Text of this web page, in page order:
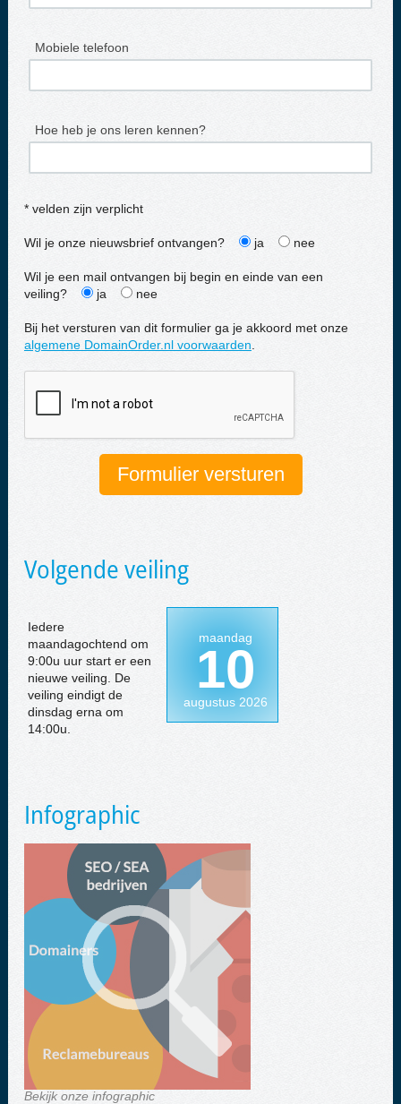
Mobiele telefoon
Hoe heb je ons leren kennen?
* velden zijn verplicht
Wil je onze nieuwsbrief ontvangen? ja nee
Wil je een mail ontvangen bij begin en einde van een
veiling?
ja nee
Bij het versturen van dit formulier ga je akkoord met onze
algemene DomainOrder.nl voorwaarden
Volgende veiling
Iedere
maandagochtend om
9:00u uur start er een
nieuwe veiling. De
veiling eindigt de
dinsdag erna om
14:00u.
maandag
10
augustus 2026
Infographic
Bekijk onze infographic